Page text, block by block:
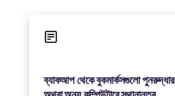
ব্যাকআপ থেকে বুকমার্কসগুলো পুনরুদ্ধার